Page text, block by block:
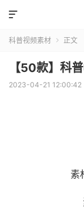

科普视频素材  正文
【50款】科
2023-04-21 12:00:42
素